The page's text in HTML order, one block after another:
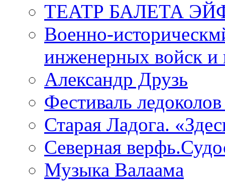
ТЕАТР БАЛЕТА
Военно-
инженерных войск и
Александр Друзь
Фестиваль
Старая Ладога.
Северная
Музыка Валаама